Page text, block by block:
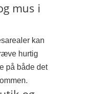
mus i
kan
hurtig
på både det